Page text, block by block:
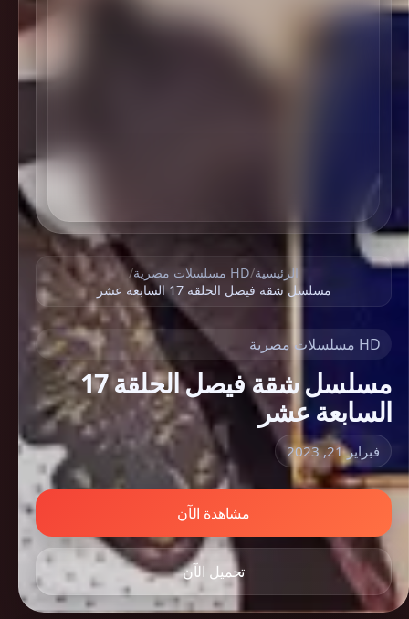
الرئيسية/HD مسلسلات مصرية
/
مسلسل شقة فيصل الحلقة 17 السابعة عشر
HD مسلسلات مصرية
مسلسل شقة فيصل الحلقة 17
السابعة عشر
فبراير 21, 2023
مشاهدة الآن
تحميل الآن